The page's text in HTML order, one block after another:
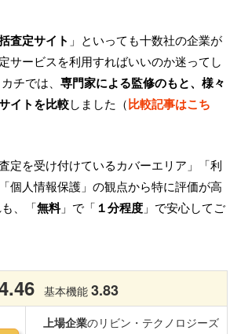
査定サイト 」といっても十数社の企業が
サービスを利用すればいいのか迷ってし
チでは、 専門家による監修のもと、様々
イトを比較しました（比較記事はこち
定を受け付けているカバーエリア」「利
個人情報保護」の観点から特に評価が高
、「無料」で「 １分程度 」で安心してご